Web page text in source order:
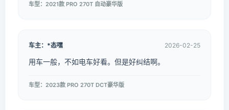
车型：2021款 PRO 270T 自动豪华版
车主：*态嘿 2026-02-25
用车一般，不如电车好看。但是好纠结啊。
车型：2023款 PRO 270T DCT豪华版